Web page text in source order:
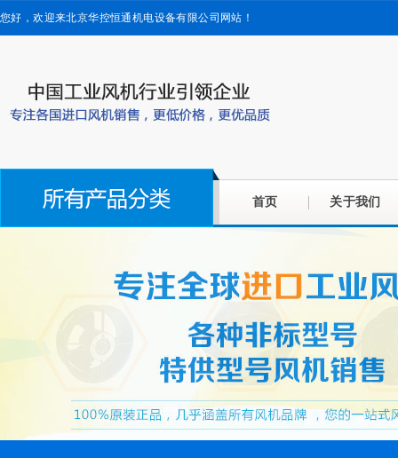
您好，欢迎来北京华控恒通机电设备有限公司网站！
首页 关于我们